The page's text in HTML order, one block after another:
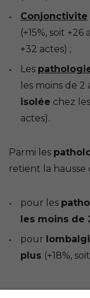
Conjonctivite
(+15%, soit
+32 actes) ;
Les
les moins de 2
isolée chez
actes).
Parmi les
retient la hausse
pour les
les moins de
pour
plus (+18%,